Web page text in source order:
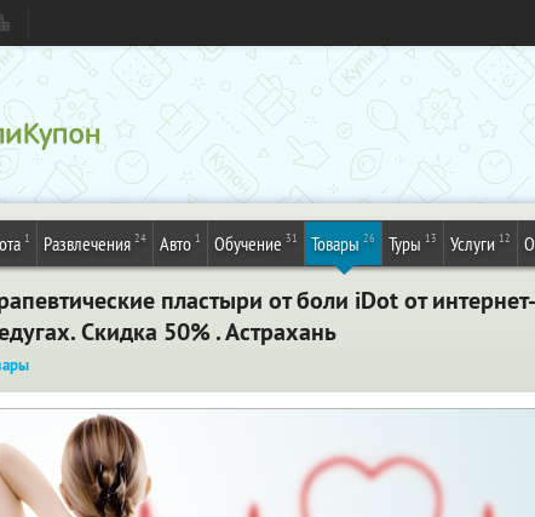
1 Развлечения 24 Авто 1 Обучение 31 Товары 26 Туры 13 Услуги 12
пластыри от боли iDot от
Скидка 50% . Астрахань